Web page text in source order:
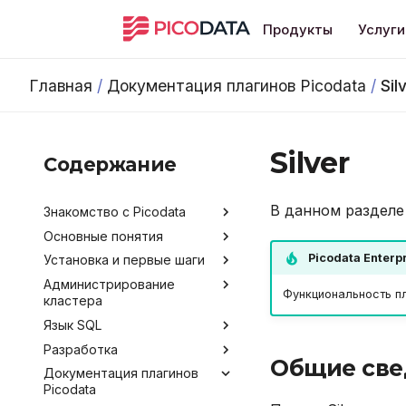
Продукты Услуги
Главная / Документация плагинов Picodata /
Содержание
Знакомство с Picodata
Общее описание продукта
Преимущества Picodata
Сценарии использования
Picodata
Обратная связь и
получение помощи
Версионирование
Основные понятия
Типы таблиц
Синхронная репликация
Установка и первые шаги
Установка Picodata
Запуск Picodata
Создание кластера
Добавление узлов
Удаление узлов
Администрирование
кластера
Конфигурирование
Обзор методов
Аргументы командной
Мониторинг
Получение данных о
кластере
Развертывание кластера
через Ansible
Язык SQL
Команды и термины SQL
Data Control Language
Data Definition Language
Разработка
Инструментарий
разработчика
Документация плагинов
Picodata
Silver
В данном
Picodata
Функциональность
Общие